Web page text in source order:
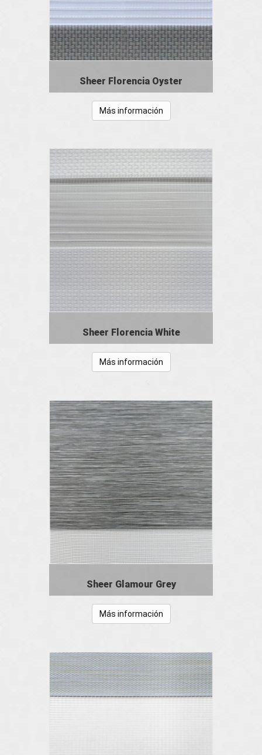
Sheer Florencia Oyster
Más información
Sheer Florencia White
Más información
Sheer Glamour Grey
Más información